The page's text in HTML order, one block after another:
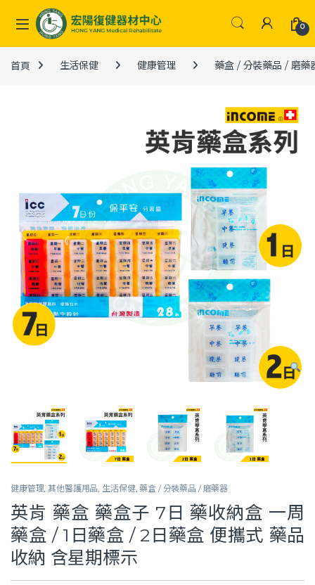
Skip to navigation
Skip to content
0
首頁 生活保健 健康管理 藥盒 / 分裝藥品 / 磨藥
健康管理,其他醫護用品, 生活保健,藥盒 / 分裝藥品 / 磨藥器
英肯 藥盒 藥盒子 7日 藥收納盒 一周
藥盒 / 1日藥盒 / 2日藥盒 便攜式 藥品
收納 含星期標示